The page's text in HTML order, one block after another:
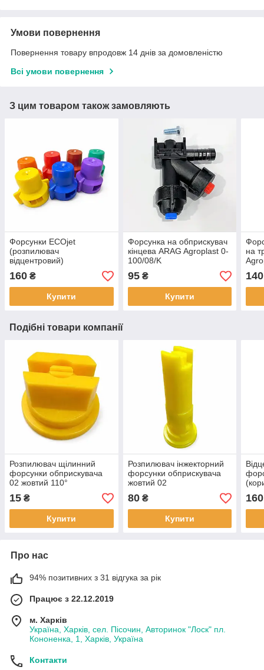
Умови повернення
Повернення товару впродовж 14 днів за домовленістю
Всі умови повернення
З цим товаром також замовляють
Форсунки ECOjet
(розпилювач
відцентровий)
160 ₴
Купити
Форсунка на обприскувач
кінцева ARAG Agroplast 0-
100/08/K
95₴
Купити
на
140
Подібні товари компанії
Розпилювач щілинний
форсунки обприскувача
02 жовтий 110°
15 ₴
Купити
Розпилювач інжекторний
форсунки обприскувача
жовтий 02
80₴
Купити
160
Про нас
94% позитивних з 31 відгука за рік
Працює з 22.12.2019
м. Харків
Україна, Харків, сел. Пісочин, Авторинок "Лоск" пл.
Кононенка, 1, Харків, Україна
Контакти